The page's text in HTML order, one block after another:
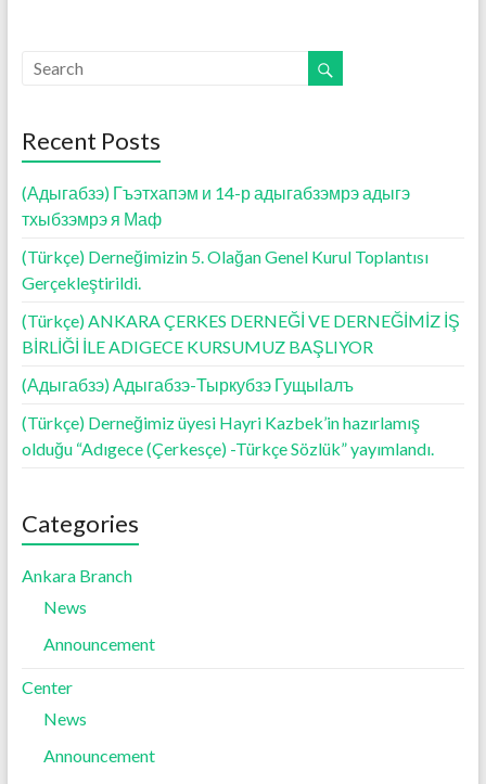
k
Recent Posts
(Адыгабзэ) Гъэтхапэм и 14-р адыгабзэмрэ адыгэ
тхыбзэмрэ я Маф
(Türkçe) Derneğimizin 5. Olağan Genel Kurul Toplantısı
Gerçekleştirildi.
(Türkçe) ANKARA ÇERKES DERNEĞİ VE DERNEĞİMİZ İŞ
BİRLİĞİ İLE ADIGECE KURSUMUZ BAŞLIYOR
(Адыгабзэ) Адыгабзэ-Тыркубзэ Гущыӏалъ
(Türkçe) Derneğimiz üyesi Hayri Kazbek’in hazırlamış
olduğu “Adıgece (Çerkesçe) -Türkçe Sözlük” yayımlandı.
Categories
Ankara Branch
News
Announcement
Center
News
Announcement